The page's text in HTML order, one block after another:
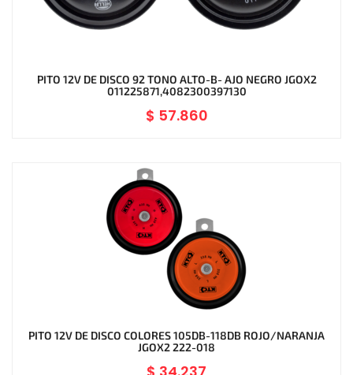
PITO 12V DE DISCO 92 TONO ALTO-B- AJO NEGRO JGOX2
011225871,4082300397130
$ 57.860
PITO 12V DE DISCO COLORES 105DB-118DB ROJO/NARANJA
JGOX2 222-018